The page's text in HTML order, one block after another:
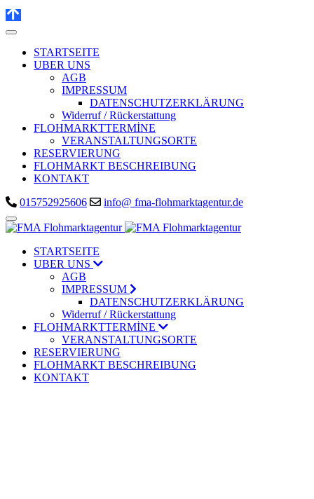
STARTSEITE
UBER UNS
AGB
IMPRESSUM
DATENSCHUTZERKLÄRUNG
Widerruf / Rückerstattung
FLOHMARKTTERMİNE
VERANSTALTUNGSORTE
RESERVIERUNG
FLOHMARKT BESCHREIBUNG
KONTAKT
015752925606
info@ fma-flohmarktagentur.de
STARTSEITE
UBER UNS
AGB
IMPRESSUM
DATENSCHUTZERKLÄRUNG
Widerruf / Rückerstattung
FLOHMARKTTERMİNE
VERANSTALTUNGSORTE
RESERVIERUNG
FLOHMARKT BESCHREIBUNG
KONTAKT
Jahr
Monat
Jahr
Monat